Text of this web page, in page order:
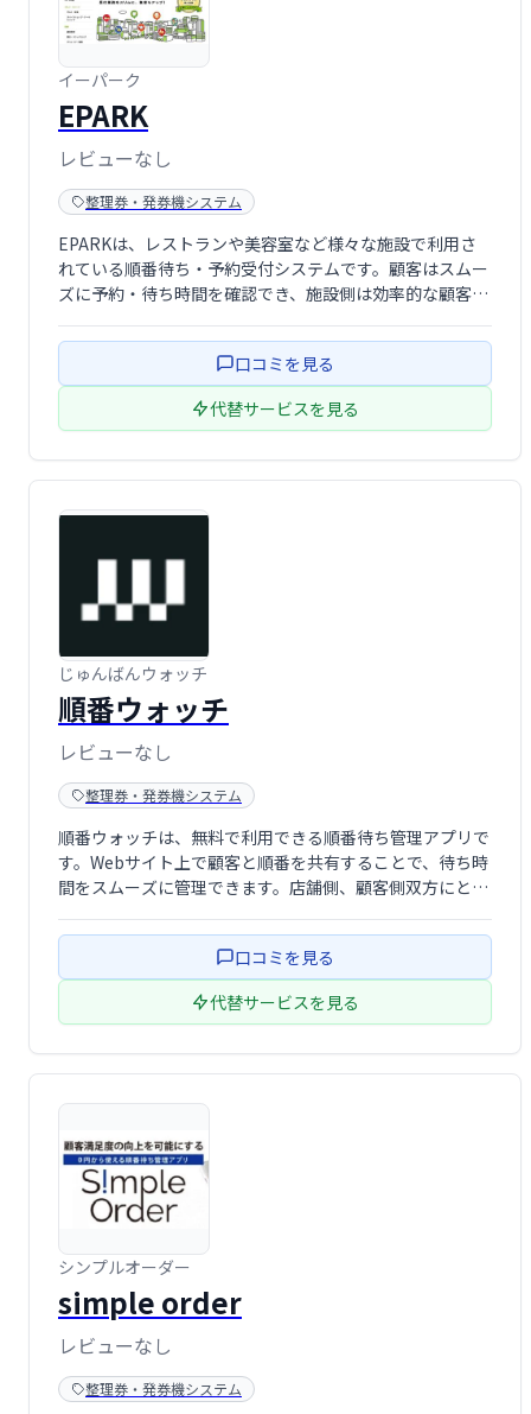
イーパーク
EPARK
レビューなし
整理券・発券機システム
EPARKは、レストランや美容室など様々な施設で利用さ
れている順番待ち・予約受付システムです。顧客はスムー
ズに予約・待ち時間を確認でき、施設側は効率的な顧客管
し、顧客満足度向上と業務効率化に貢献します。
口コミを見る
代替サービスを見る
じゅんばんウォッチ
順番ウォッチ
レビューなし
整理券・発券機システム
順番ウォッチは、無料で利用できる順番待ち管理アプリで
す。Webサイト上で顧客と順番を共有することで、待ち時
間をスムーズに管理できます。店舗側、顧客側双方にとっ
ます。手軽に導入でき、効率的な待ち時間管理を実現しま
口コミを見る
代替サービスを見る
シンプルオーダー
simple order
レビューなし
整理券・発券機システム